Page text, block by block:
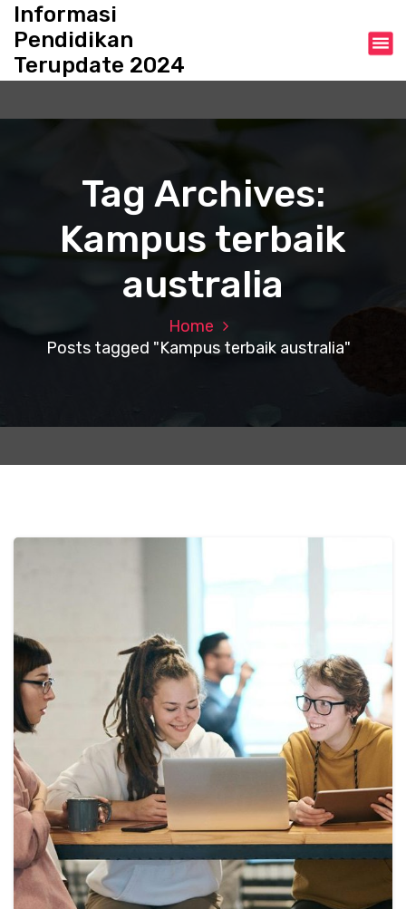
Informasi
Pendidikan
Terupdate 2024
Tag Archives:
Kampus terbaik
australia
Home
Posts tagged "Kampus terbaik australia"